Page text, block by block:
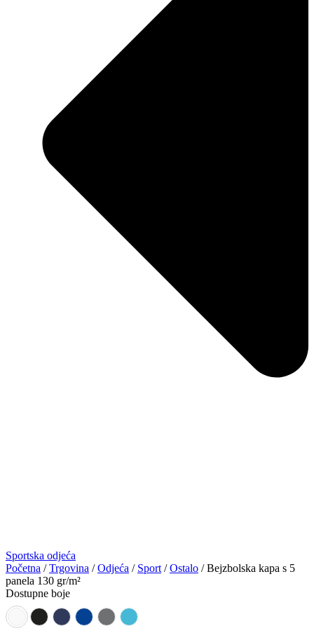
Sportska odjeća
Početna /Trgovina /Odjeća / Sport /Ostalo / Bejzbolska kapa s 5
panela 130 gr/m²
Dostupne boje